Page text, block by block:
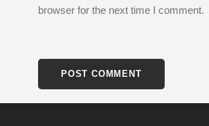
browser for the next time I comment.